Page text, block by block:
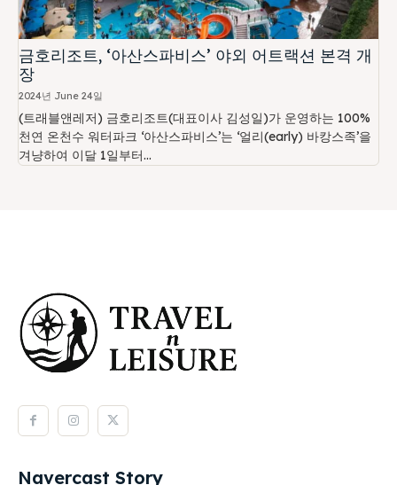
금호리조트, ‘아산스파비스’ 야외 어트랙션 본격 개
장
2024년 June 24일
(트래블앤레저) 금호리조트(대표이사 김성일)가 운영하는 100%
천연 온천수 워터파크 ‘아산스파비스’는 ‘얼리(early) 바캉스족’을
겨냥하여 이달 1일부터...
Navercast Story